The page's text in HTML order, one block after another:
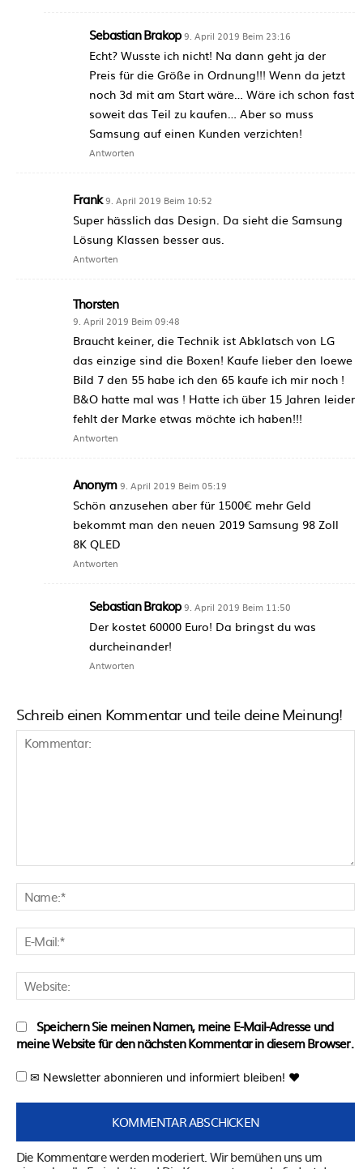
Sebastian Brakop 9. April 2019 Beim 23:16
Echt? Wusste ich nicht! Na dann geht ja der
Preis für die Größe in Ordnung!!! Wenn da jetzt
noch 3d mit am Start wäre… Wäre ich schon fast
soweit das Teil zu kaufen… Aber so muss
Samsung auf einen Kunden verzichten!
Antworten
Frank 9. April 2019 Beim 10:52
Super hässlich das Design. Da sieht die Samsung
Lösung Klassen besser aus.
Antworten
Thorsten
9. April 2019 Beim 09:48
Braucht keiner, die Technik ist Abklatsch von LG
das einzige sind die Boxen! Kaufe lieber den loewe
Bild 7 den 55 habe ich den 65 kaufe ich mir noch !
B&O hatte mal was ! Hatte ich über 15 Jahren leider
fehlt der Marke etwas möchte ich haben!!!
Antworten
Anonym 9. April 2019 Beim 05:19
Schön anzusehen aber für 1500€ mehr Geld
bekommt man den neuen 2019 Samsung 98 Zoll
8K QLED
Antworten
Sebastian Brakop 9. April 2019 Beim 11:50
Der kostet 60000 Euro! Da bringst du was
durcheinander!
Antworten
Schreib einen Kommentar und teile deine Meinung!
Speichern Sie meinen Namen, meine E-Mail-Adresse und
meine Website für den nächsten Kommentar in diesem Browser.
✉ Newsletter abonnieren und informiert bleiben! ♥
Die Kommentare werden moderiert. Wir bemühen uns um